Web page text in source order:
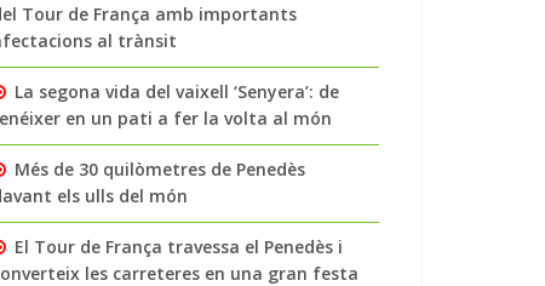
Tour de França amb importants
al trànsit
La segona vida del vaixell ‘Senyera’: de
en un pati a fer la volta al món
Més de 30 quilòmetres de Penedès
els ulls del món
El Tour de França travessa el Penedès i
les carreteres en una gran festa